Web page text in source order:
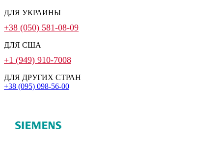
ДЛЯ УКРАИНЫ
+38 (050) 581-08-09
ДЛЯ США
+1 (949) 910-7008
ДЛЯ ДРУГИХ СТРАН
+38 (095) 098-56-00